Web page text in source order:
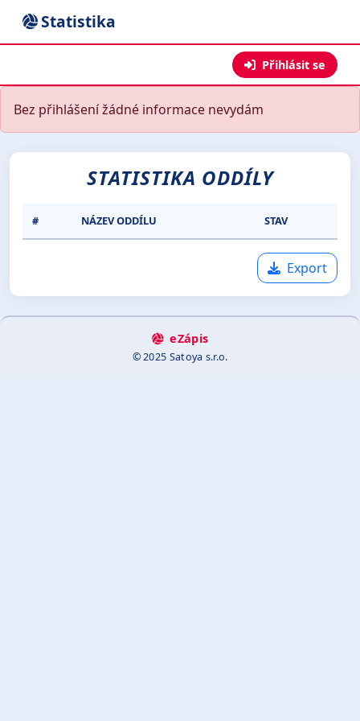
Statistika
Přihlásit se
Bez přihlášení žádné informace nevydám
STATISTIKA ODDÍLY
# NÁZEV ODDÍLU STAV
Export
eZápis
© 2025 Satoya s.r.o.